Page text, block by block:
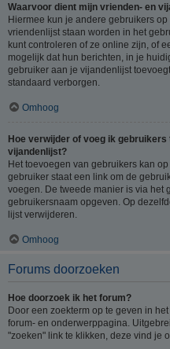
Waarvoor dient mijn vrienden- en
Hiermee kun je andere gebruikers
vriendenlijst staan worden in het
kunt controleren of ze online zijn, of
mogelijk dat hun berichten, in je
gebruiker aan je vijandenlijst
standaard verborgen.
Omhoog
Hoe verwijder of voeg ik
vijandenlijst?
Het toevoegen van gebruikers kan
gebruiker staat een link om de
voegen. De tweede manier is via het
gebruikersnaam opgeven. Op
lijst verwijderen.
Omhoog
Forums doorzoeken
Hoe doorzoek ik het forum?
Door een zoekterm op te geven in
forum- en onderwerppagina.
"zoeken" link te klikken, deze vind je